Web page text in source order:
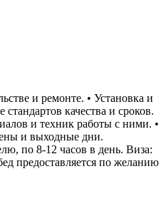
и ремонте. • Установка и
качества и сроков.
и техник работы с ними. •
и выходные дни.
по 8-12 часов в день. Виза:
предоставляется по желанию